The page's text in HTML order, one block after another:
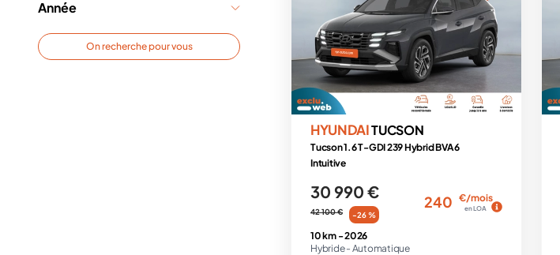
Année
On recherche pour vous
HYUNDAITUCSON
Tucson 1.6 T-GDI 239 Hybrid BVA6
Intuitive
30 990 €
42 100 € -26 %
240 €/mois
en LOA
10 km -2026
Hybride - Automatique